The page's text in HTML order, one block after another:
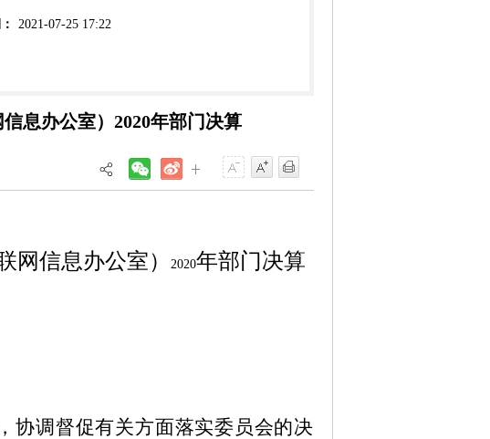
2021-07-25 17:22
息办公室）2020年部门决算
网信息办公室） 2020年部门决算
协调督促有关方面落实委员会的决